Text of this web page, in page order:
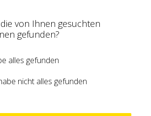
von Ihnen gesuchten
gefunden?
alles gefunden
nicht alles gefunden